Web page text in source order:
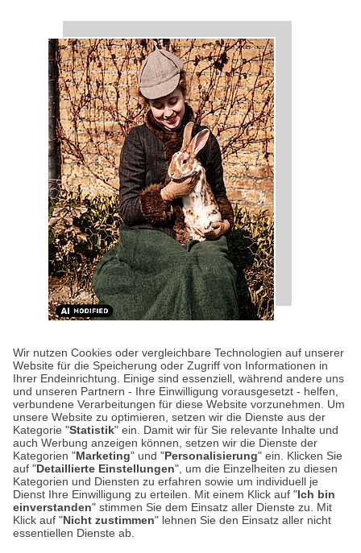
Wir nutzen Cookies oder vergleichbare Technologien auf unserer
Website für die Speicherung oder Zugriff von Informationen in
Ihrer Endeinrichtung. Einige sind essenziell, während andere uns
und unseren Partnern - Ihre Einwilligung vorausgesetzt - helfen,
verbundene Verarbeitungen für diese Website vorzunehmen. Um
unsere Website zu optimieren, setzen wir die Dienste aus der
Kategorie "Statistik" ein. Damit wir für Sie relevante Inhalte und
auch Werbung anzeigen können, setzen wir die Dienste der
Kategorien "Marketing" und "Personalisierung" ein. Klicken Sie
auf "Detaillierte Einstellungen", um die Einzelheiten zu diesen
Kategorien und Diensten zu erfahren sowie um individuell je
Dienst Ihre Einwilligung zu erteilen. Mit einem Klick auf "Ich bin
einverstanden" stimmen Sie dem Einsatz aller Dienste zu. Mit
Klick auf "Nicht zustimmen" lehnen Sie den Einsatz aller nicht
essentiellen Dienste ab.
ARNOLD
Happy Birthday, Beatrix
Potter!
Wer kennt sie nicht, die Geschichten von
Peter Hase und Jemima Pratschel-Watschel?
Heute vor 160 Jahren wurde ihre großartige
Erfinderin Beatrix…
Weiterlesen